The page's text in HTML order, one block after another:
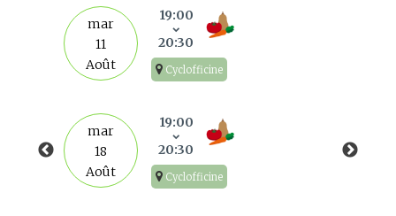
mar
11
Août
19:00
20:30
Cyclofficine
mar
18
Août
19:00
20:30
Cyclofficine